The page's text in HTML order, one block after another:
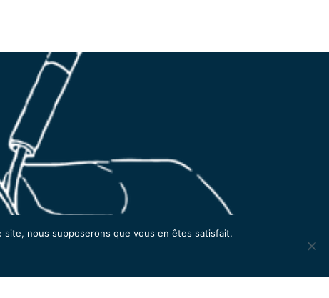
nous supposerons que vous en êtes satisfait.